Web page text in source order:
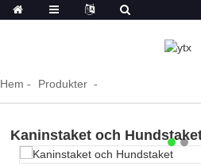
Hem Produkter
Kaninstaket och